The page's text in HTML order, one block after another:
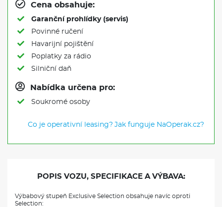
Cena obsahuje:
Garanční prohlídky (servis)
Povinné ručení
Havarijní pojištění
Poplatky za rádio
Silniční daň
Nabídka určena pro:
Soukromé osoby
Co je operativní leasing? Jak funguje NaOperak.cz?
POPIS VOZU, SPECIFIKACE A VÝBAVA:
Výbabový stupeň Exclusive Selection obsahuje navíc oproti
Selection: